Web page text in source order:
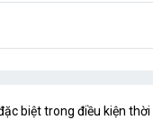
biệt trong điều kiện